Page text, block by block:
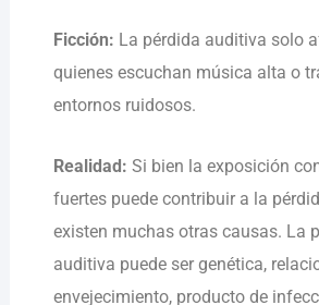
Ficción: La pérdida auditiva solo
quienes escuchan música alta o
entornos ruidosos.
Realidad: Si bien la exposición
fuertes puede contribuir a la
existen muchas otras causas. La
auditiva puede ser genética,
envejecimiento, producto de